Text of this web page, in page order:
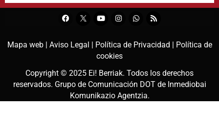
Mapa web | Aviso Legal | Política de Privacidad | Política de
cookies
Copyright © 2025 Ei! Berriak. Todos los derechos
reservados. Grupo de Comunicación DOT de Inmediobai
Komunikazio Agentzia.